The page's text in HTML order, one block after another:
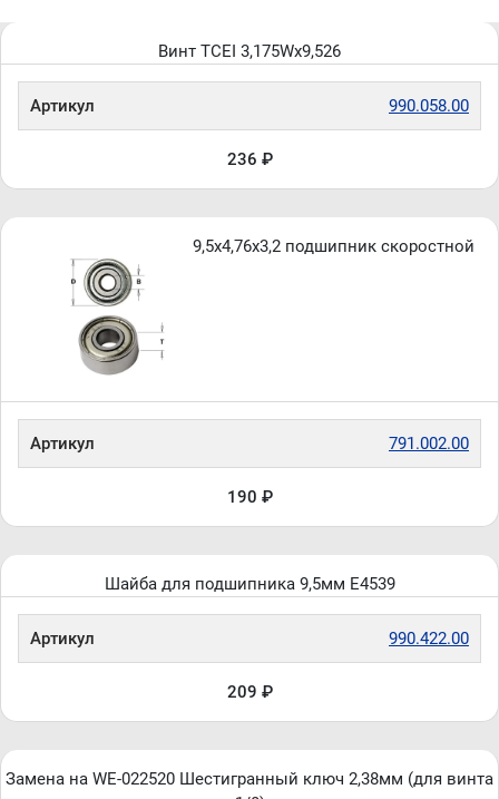
Винт TCEI 3,175Wx9,526
Артикул 990.058.00
236 ₽
9,5x4,76x3,2 подшипник скоростной
Артикул 791.002.00
190 ₽
Шайба для подшипника 9,5мм E4539
Артикул 990.422.00
209 ₽
Замена на WE-022520 Шестигранный ключ 2,38мм (для винта